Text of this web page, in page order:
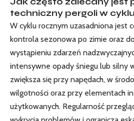
techniczny pergoli w
W cyklu rocznym uzasadniona jest
kontrola sezonowa po zimie oraz
wystąpieniu zdarzeń
intensywne opady śniegu lub silny
zwiększa się przy napędach, w
wilgotności oraz przy elementach
użytkowanych. Regularność